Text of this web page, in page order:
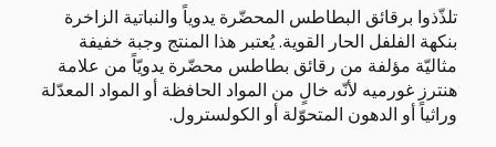
تلذّذوا برقائق البطاطس المحضّرة يدوياً والنباتية الزاخرة
بنكهة الفلفل الحار القوية. يُعتبر هذا المنتج وجبة خفيفة
مثاليّة مؤلفة من رقائق بطاطس محضّرة يدويّاً من علامة
هنترز غورميه لأنّه خالٍ من المواد الحافظة أو المواد المعدّلة
وراثياً أو الدهون المتحوّلة أو الكولسترول.